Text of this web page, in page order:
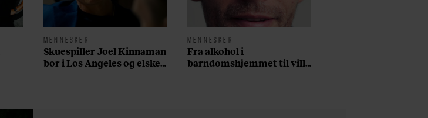
MENNESKER
Skuespiller Joel Kinnaman
bor i Los Angeles og elsker
MENNESKER
Fra alkohol i
barndomshjemmet til villa